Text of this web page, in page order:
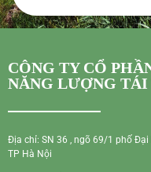
CÔNG TY CỔ
NĂNG LƯỢNG TÁI
Địa chỉ: SN 36 , ngõ 69/1 phố Đại
TP Hà Nội